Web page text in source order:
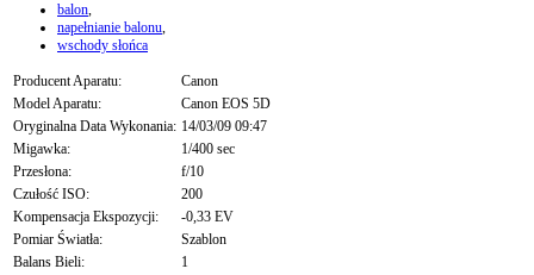
balon,
napełnianie balonu,
wschody słońca
Producent Aparatu:
Canon
Model Aparatu:
Canon EOS 5D
Oryginalna Data Wykonania: 14/03/09 09:47
Migawka:
1/400 sec
Przesłona:
f/10
Czułość ISO:
200
Kompensacja Ekspozycji:
-0,33 EV
Pomiar Światła:
Szablon
Balans Bieli:
1